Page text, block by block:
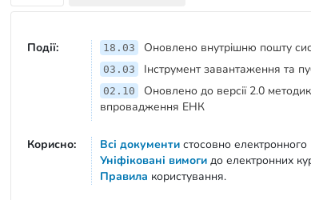
Події: 18.03 Оновлено внутрішню пошту
03.03 Інструмент завантаження та
02.10
Оновлено до версії 2.0
впровадження ЕНК
Корисно: Всі документи стосовно
Уніфіковані вимоги до електронних
Правила користування.